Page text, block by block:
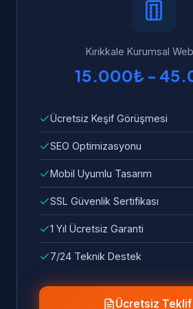
ve sorunlar ücretsiz olarak
Kırıkkale Kurumsal
15.000₺ -
Ücretsiz Keşif Görüşmesi
SEO Optimizasyonu
Mobil Uyumlu Tasarım
SSL Güvenlik Sertifikası
1 Yıl Ücretsiz Garanti
7/24 Teknik Destek
Ücretsiz